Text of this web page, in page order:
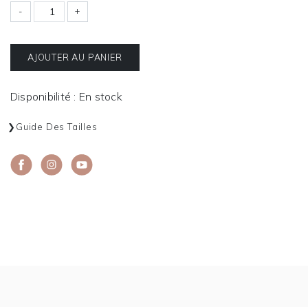
- +
AJOUTER AU PANIER
Disponibilité : En stock
Guide Des Tailles